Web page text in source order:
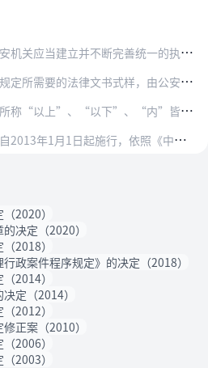
关应当建立并不断完善统一的执法办案信息系统。
文书式样，由公安部制定。公安部没有制定式样，执法工作中需要的其他法律文书，省级公安机关可以制定式样。
“以上”、“以下”、“内”皆包括本数或者本级。
，依照《中华人民共和国出境入境管理法》新设定的制度自2013年7月1日起施行。2006年8月24日发布的《公安机关办理行政案件程…
2020）
决定（2020）
2018）
政案件程序规定》的决定（2018）
2014）
定（2014）
2012）
正案（2010）
2006）
2003）